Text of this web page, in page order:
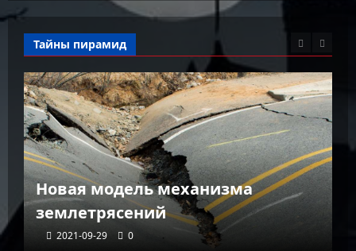
Тайны пирамид
Новая модель механизма
землетрясений
2021-09-29 0